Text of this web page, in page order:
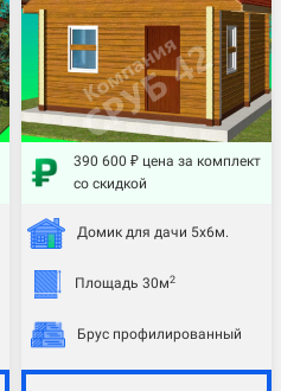
390 600 ₽ цена за комплект
со скидкой
Домик для дачи 5х6м.
Площадь 30м2
Брус профилированный